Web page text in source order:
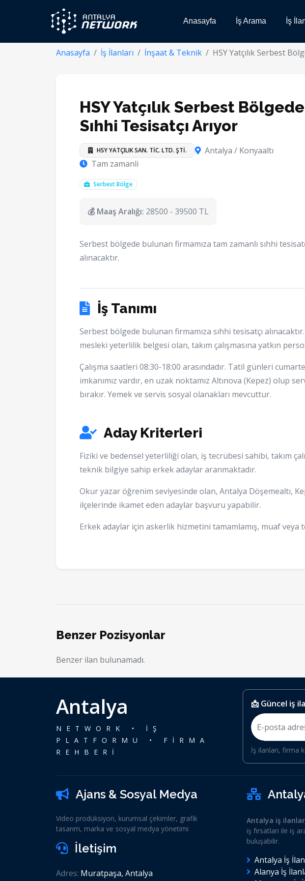
Anasayfa İş Arama İş
Anasayfa İş İlanları İnşaat & Teknik HSY Yatçılık Serbest
HSY Yatçılık Serbest Bölgede
Sıhhi Tesisatçı Arıyor
HSY YATÇILIK SAN. TİC. LTD. ŞTİ.
Antalya / Konyaaltı
Tam zamanli
Serbest Bölge
💰 Maaş Aralığı: 28500 - 39500 TL
Serbest bölgede bulunan firmamıza tam zamanlı sıhhi
alınacaktır.
İş Tanımı
Serbest bölgede bulunan firmamıza sıhhi tesisatçı
mesleki yeterlilik belgesi olan, takım çalışmasına yatkın
Çalışma saatleri 08:30-18:00 arasındadır. Tatil günleri
imkanımız vardır, en uzak noktamız Altınova (Kepez) olup
bırakır. Yemek ve servis sosyal olanakları mevcuttur.
Aday Kriterleri
Fiziki ve bedensel yeterliliği olan, iş tecrübesi sahibi, takım
teknik bilgiye sahip erkek adaylar aranmaktadır.
Okur yazar öğrenim seviyesinde olan, Antalya Döşemealtı,
ilçelerinde ikamet eden adaylar başvuru yapabilir.
Erkek adaylar için askerlik hizmetini tamamlamış, muaf veya
Benzer Pozisyonlar
Benzer ilan bulunamadı.
Antalya
NETWORK • İŞ
PLATFORMU • FİRMA
REHBERİ
📩 Güncel iş
İş ilanları, firma
Ajans & Sosyal Medya
Video prodüksiyon, kurumsal çekimler, grafik
tasarım, marka ve sosyal medya yönetimi
İletişim
Adres: Muratpaşa, Antalya
Antalya iş
iş fırsatları ile iş
buluşabilir.
Antalya İş
Alanya İş